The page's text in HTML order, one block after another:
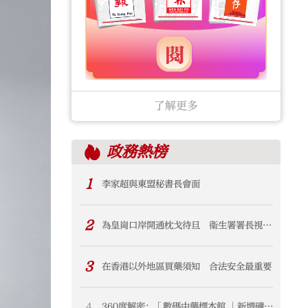
了解更多
政務熱榜
1 李家超與東盟秘書長會面
2
為皇崗口岸開通枕戈待旦 衞生署署長視察
3 在香港以外地區買藥須知 合法安全最重要